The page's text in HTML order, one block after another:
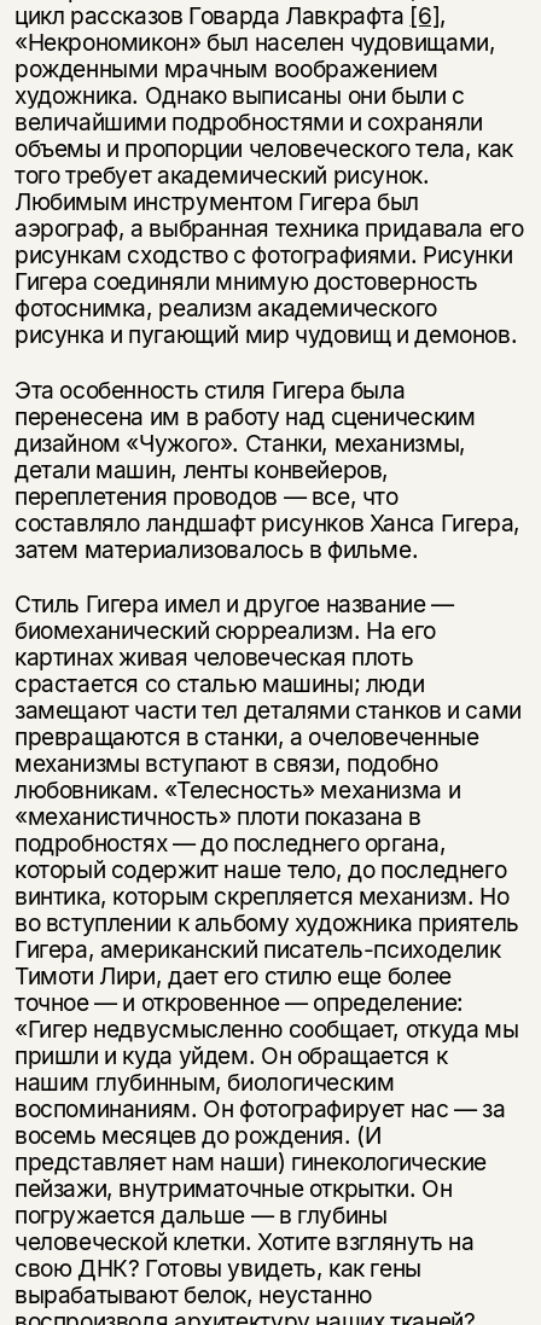
цикл рассказов Говарда Лавкрафта [6],
«Некрономикон» был населен чудовищами,
рожденными мрачным воображением
художника. Однако выписаны они были с
величайшими подробностями и сохраняли
объемы и пропорции человеческого тела, как
того требует академический рисунок.
Любимым инструментом Гигера был
аэрограф, а выбранная техника придавала его
рисункам сходство с фотографиями. Рисунки
Гигера соединяли мнимую достоверность
фотоснимка, реализм академического
рисунка и пугающий мир чудовищ и демонов.
Эта особенность стиля Гигера была
перенесена им в работу над сценическим
дизайном «Чужого». Станки, механизмы,
детали машин, ленты конвейеров,
переплетения проводов — все, что
составляло ландшафт рисунков Ханса Гигера,
затем материализовалось в фильме.
Стиль Гигера имел и другое название —
биомеханический сюрреализм. На его
картинах живая человеческая плоть
срастается со сталью машины; люди
замещают части тел деталями станков и сами
превращаются в станки, а очеловеченные
механизмы вступают в связи, подобно
любовникам. «Телесность» механизма и
«механистичность» плоти показана в
подробностях — до последнего органа,
который содержит наше тело, до последнего
винтика, которым скрепляется механизм. Но
во вступлении к альбому художника приятель
Гигера, американский писатель-психоделик
Тимоти Лири, дает его стилю еще более
точное — и откровенное — определение:
«Гигер недвусмысленно сообщает, откуда мы
пришли и куда уйдем. Он обращается к
нашим глубинным, биологическим
воспоминаниям. Он фотографирует нас — за
восемь месяцев до рождения. (И
представляет нам наши) гинекологические
пейзажи, внутриматочные открытки. Он
погружается дальше — в глубины
человеческой клетки. Хотите взглянуть на
свою ДНК? Готовы увидеть, как гены
вырабатывают белок, неустанно
Подписка на рассылку
Раз в неделю мы отправляем рассылку
о книгах и событиях «НЛО».
За подписку дарим промокод на
скидку 15%
Я соглашаюсь с Политикой конфиденциальности
подписаться
Этой книги временно
нет в продаже.
Вы можете подписаться на
уведомления, и при поступлении книги
на склад получить письмо на указанный
электронный адрес.
Я соглашаюсь с Политикой конфиденциальности
подписаться
Эта книга
не предназначена для
несовершеннолетних
Скажите, пожалуйста,
вам уже исполнилось 18 лет?
да
нет, вернуться назад